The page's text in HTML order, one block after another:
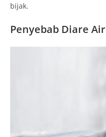
bijak.
Penyebab Diare Air